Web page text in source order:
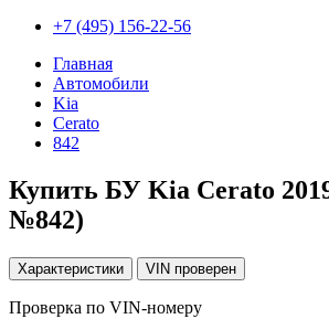
+7 (495) 156-22-56
Главная
Автомобили
Kia
Cerato
842
Купить БУ Kia Cerato
№842)
Характеристики VIN проверен
Проверка по VIN-номеру